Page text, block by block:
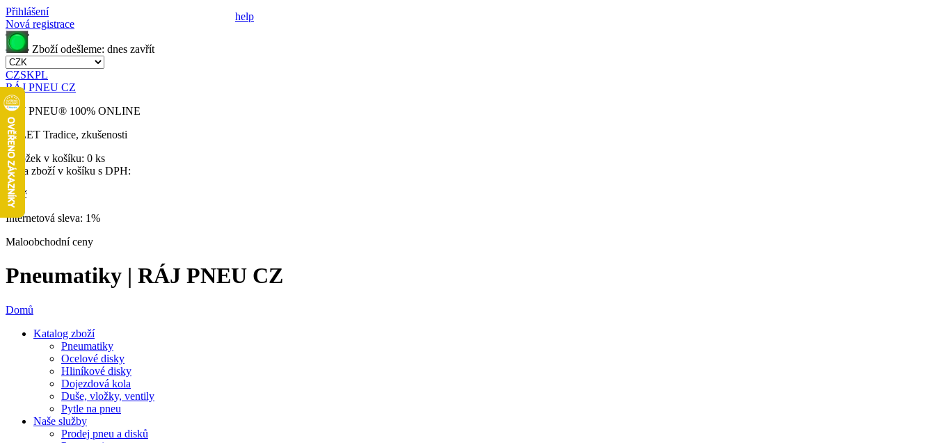
Přihlášení
Nová registrace
Zboží odešleme: dnes zavřít
CZSKPL
RÁJ PNEU CZ
RÁJ PNEU® 100% ONLINE
32 LET Tradice, zkušenosti
Položek v košíku: 0 ks
Cena zboží v košíku s DPH:
0 Kč
Internetová sleva: 1%
Maloobchodní ceny
Pneumatiky | RÁJ PNEU CZ
Domů
Katalog zboží
Pneumatiky
Ocelové disky
Hliníkové disky
Dojezdová kola
Duše, vložky, ventily
Pytle na pneu
Naše služby
Prodej pneu a disků
help